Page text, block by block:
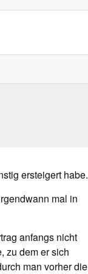
ersteigert habe.
mal in
anfangs nicht
zu dem er sich
man vorher die